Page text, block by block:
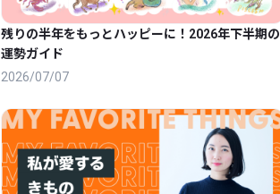
残りの半年をもっとハッピーに！2026年下半期の
運勢ガイド
2026/07/07